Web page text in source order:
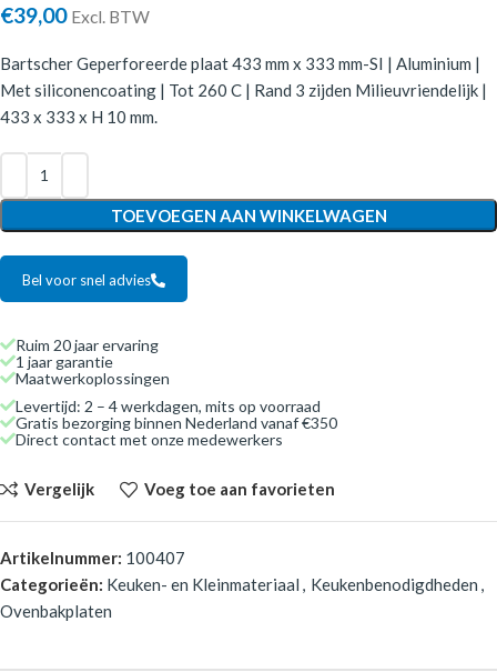
€39,00 Excl. BTW
Bartscher Geperforeerde plaat 433 mm x 333 mm-SI | Aluminium |
Met siliconencoating | Tot 260 C | Rand 3 zijden Milieuvriendelijk |
433 x 333 x H 10 mm.
TOEVOEGEN AAN WINKELWAGEN
Bel voor snel advies
Ruim 20 jaar ervaring
1 jaar garantie
Maatwerkoplossingen
Levertijd: 2 – 4 werkdagen, mits op voorraad
Gratis bezorging binnen Nederland vanaf €350
Direct contact met onze medewerkers
Vergelijk Voeg toe aan favorieten
Artikelnummer: 100407
Categorieën: Keuken- en Kleinmateriaal , Keukenbenodigdheden ,
Ovenbakplaten